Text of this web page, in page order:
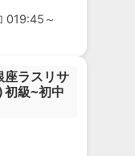
019:45～
ラスリサ
級~初中